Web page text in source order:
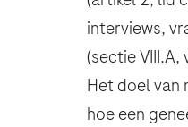
interviews,
(sectie VIII.A,
Het doel van
hoe een
Wie bent u?